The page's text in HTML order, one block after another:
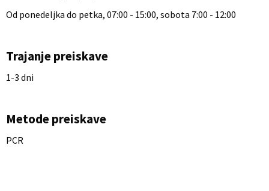
Od ponedeljka do petka, 07:00 - 15:00, sobota 7:00 - 12:00
Trajanje preiskave
1-3 dni
Metode preiskave
PCR